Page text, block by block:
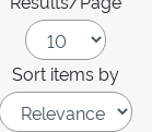
Sort items by